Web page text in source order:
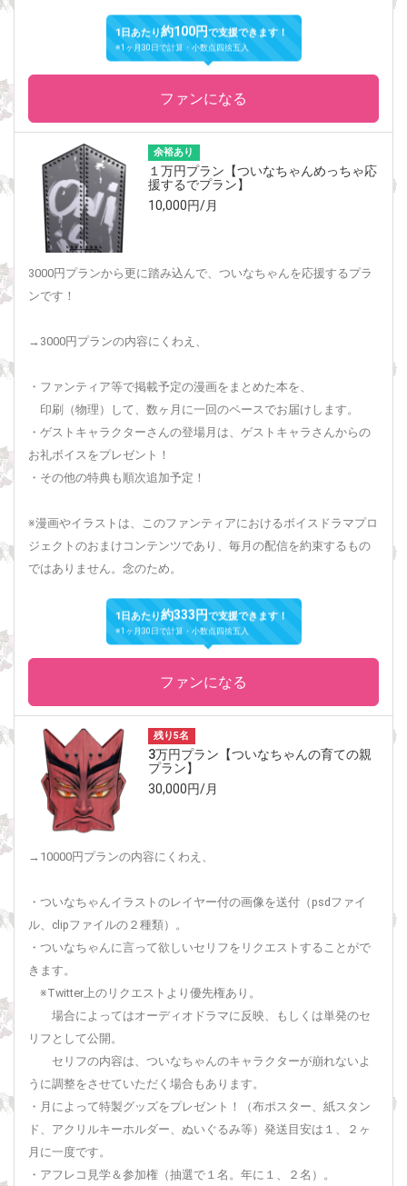
1日あたり約100円で支援できます！
※1ヶ月30日で計算・小数点四捨五入
ファンになる
余裕あり
１万円プラン【ついなちゃんめっちゃ応
援するでプラン】
10,000円/月
3000円プランから更に踏み込んで、ついなちゃんを応援するプラ
ンです！
→3000円プランの内容にくわえ、
・ファンティア等で掲載予定の漫画をまとめた本を、
印刷（物理）して、数ヶ月に一回のペースでお届けします。
・ゲストキャラクターさんの登場月は、ゲストキャラさんからの
お礼ボイスをプレゼント！
・その他の特典も順次追加予定！
※漫画やイラストは、このファンティアにおけるボイスドラマプロ
ジェクトのおまけコンテンツであり、毎月の配信を約束するもの
ではありません。念のため。
1日あたり約333円で支援できます！
※1ヶ月30日で計算・小数点四捨五入
ファンになる
残り5名
3万円プラン【ついなちゃんの育ての親
プラン】
30,000円/月
→10000円プランの内容にくわえ、
・ついなちゃんイラストのレイヤー付の画像を送付（psdファイ
ル、clipファイルの２種類）。
・ついなちゃんに言って欲しいセリフをリクエストすることがで
きます。
※Twitter上のリクエストより優先権あり。
場合によってはオーディオドラマに反映、もしくは単発のセ
リフとして公開。
セリフの内容は、ついなちゃんのキャラクターが崩れないよ
うに調整をさせていただく場合もあります。
・月によって特製グッズをプレゼント！（布ポスター、紙スタン
ド、アクリルキーホルダー、ぬいぐるみ等）発送目安は１、２ヶ
月に一度です。
・アフレコ見学＆参加権（抽選で１名。年に１、２名）。